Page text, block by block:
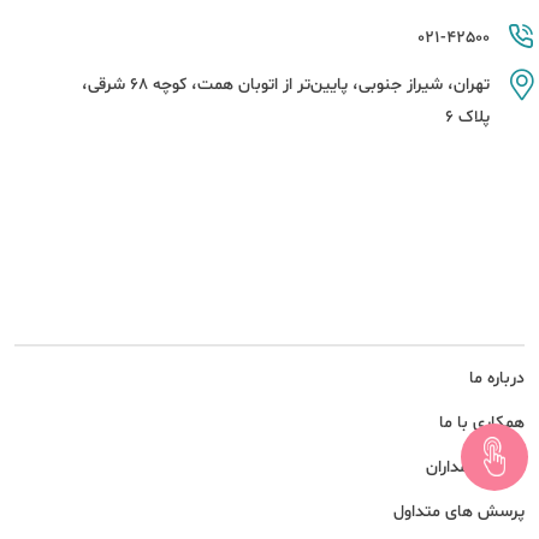
درباره ما
همکاری با ما
امور سهامداران
پرسش های متداول
021-42500
تهران، شیراز جنوبی، پایین‌تر از اتوبان همت، کوچه 68 شرقی،
پلاک 6